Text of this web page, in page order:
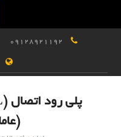
09128921192